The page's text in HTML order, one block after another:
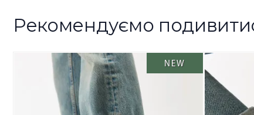
Рекомендуємо
NEW